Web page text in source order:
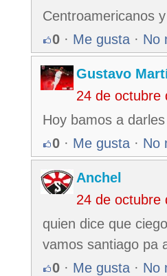
Centroamericanos
0 · Me gusta · No
Gustavo
24 de octubre
Hoy bamos a
0 · Me gusta · No
Anchel
24 de octubre
quien dice que
vamos santiago pa
0 · Me gusta · No